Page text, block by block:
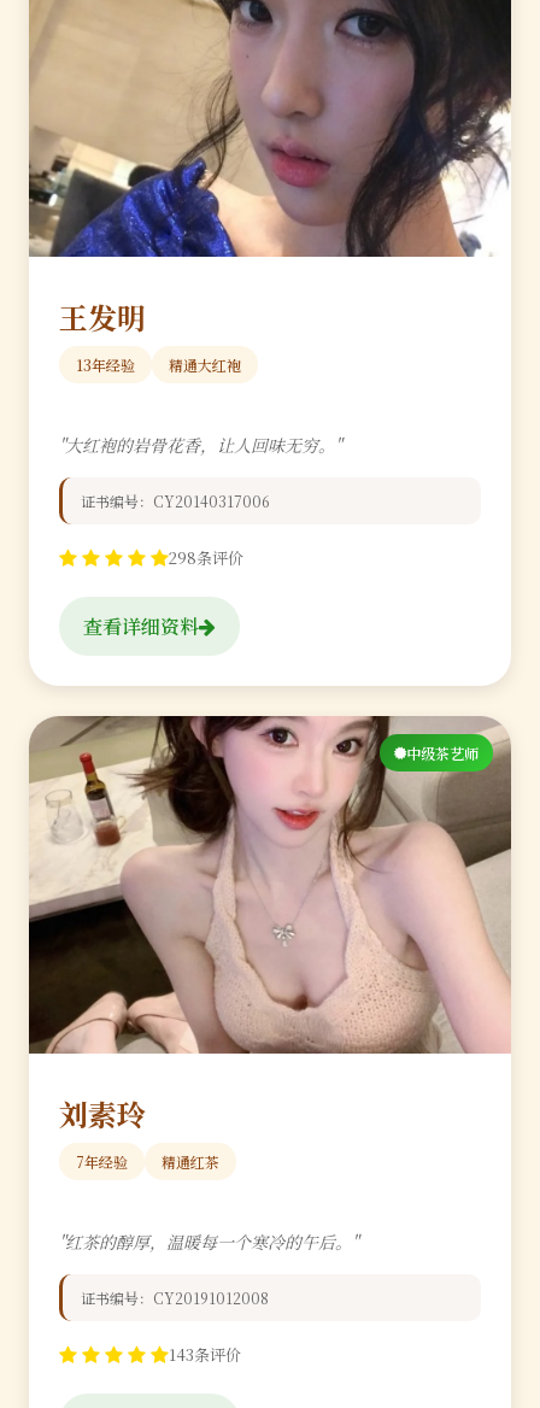
王发明
13年经验 精通大红袍
"大红袍的岩骨花香，让人回味无穷。"
证书编号：CY20140317006
298条评价
查看详细资料
中级茶艺师
刘素玲
7年经验 精通红茶
"红茶的醇厚，温暖每一个寒冷的午后。"
证书编号：CY20191012008
143条评价